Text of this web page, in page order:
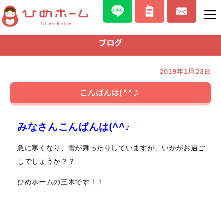
ブログ
2019年1月28日
こんばんは(^^♪
みなさんこんばんは(^^♪
急に寒くなり、雪が舞ったりしていますが、いかがお過ご
しでしょうか？？
ひめホームの三木です！！